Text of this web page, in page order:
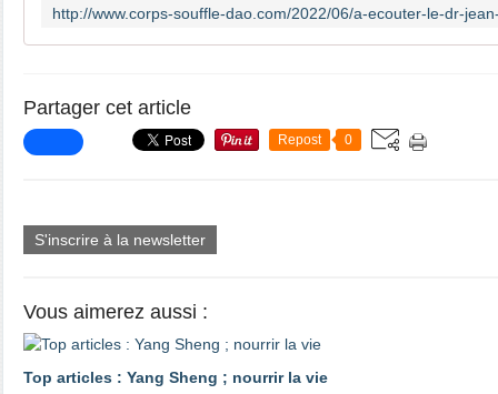
Partager cet article
Repost 0
S'inscrire à la newsletter
Vous aimerez aussi :
Top articles : Yang Sheng ; nourrir la vie